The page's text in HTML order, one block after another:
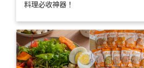
料理必收神器！